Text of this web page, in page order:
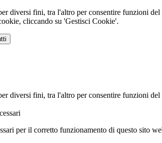
diversi fini, tra l'altro per consentire funzioni
cliccando su 'Gestisci Cookie'.
diversi fini, tra l'altro per consentire funzioni
per il corretto funzionamento di questo sito